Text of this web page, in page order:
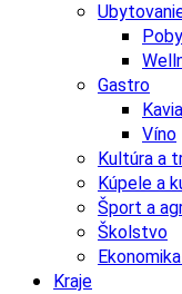
Gastro
Víno
Kultúra a
Kúpele a
Šport a
Školstvo
Kraje